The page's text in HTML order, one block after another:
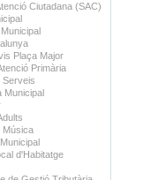
Ciutadana (SAC)
Plaça Major
Primària
Serveis
Municipal
Música
d'Habitatge